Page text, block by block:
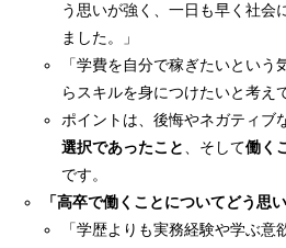
う思いが強く、一日も早く社会
ました。」
「学費を自分で稼ぎたいとい
らスキルを身につけたいと考え
ポイントは、後悔やネガティブ
選択であったこと
、そして働く
です。
「高卒で働くことについてどう思
「学歴よりも実務経験や学ぶ意